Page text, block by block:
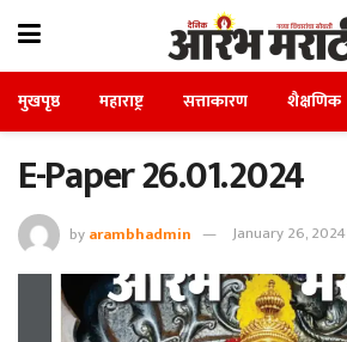
मुखपृष्ठ महाराष्ट्र सत्ताकारण शैक्षणिक
E-Paper 26.01.2024
byarambhadmin January 26, 2024